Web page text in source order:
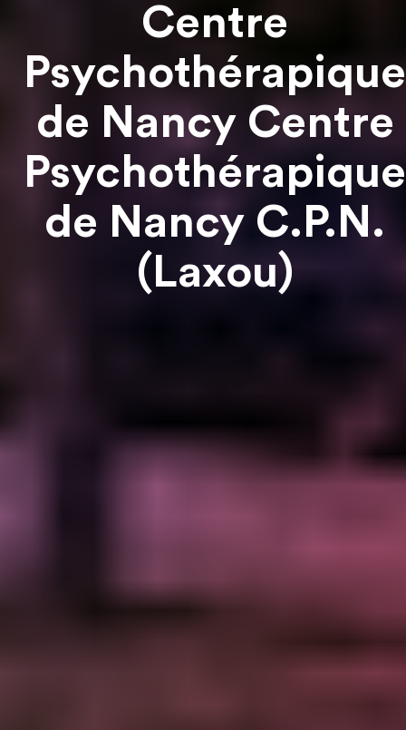
Centre
Psychothérapique
de Nancy Centre
Psychothérapique
de Nancy C.P.N.
(Laxou)